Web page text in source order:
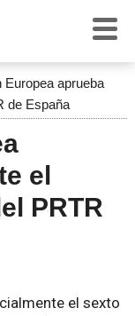
Europea aprueba
de España
el
PRTR
el sexto